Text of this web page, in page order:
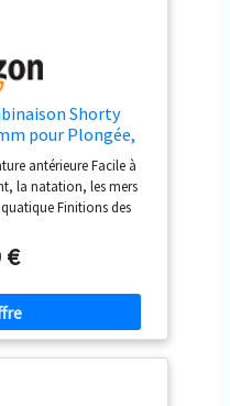
Shorty
pour Plongée,
M
antérieure Facile à
la natation, les mers
Finitions des
souple comfortable
€